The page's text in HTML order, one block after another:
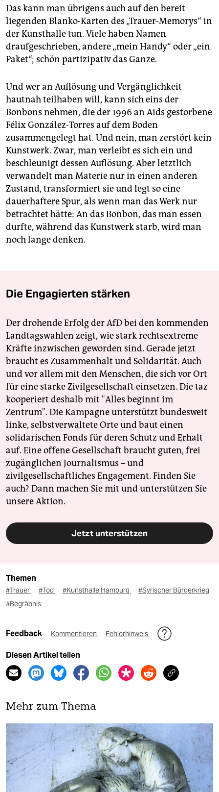
Das kann man übrigens auch auf den bereit
liegenden Blanko-Karten des „Trauer-Memorys“ in
der Kunsthalle tun. Viele haben Namen
draufgeschrieben, andere „mein Handy“ oder „ein
Paket“; schön partizipativ das Ganze.
Und wer an Auflösung und Vergänglichkeit
hautnah teilhaben will, kann sich eins der
Bonbons nehmen, die der 1996 an Aids gestorbene
Félix González-Torres auf dem Boden
zusammengelegt hat. Und nein, man zerstört kein
Kunstwerk. Zwar, man verleibt es sich ein und
beschleunigt dessen Auflösung. Aber letztlich
verwandelt man Materie nur in einen anderen
Zustand, transformiert sie und legt so eine
dauerhaftere Spur, als wenn man das Werk nur
betrachtet hätte: An das Bonbon, das man essen
durfte, während das Kunstwerk starb, wird man
noch lange denken.
Die Engagierten stärken
Der drohende Erfolg der AfD bei den kommenden
Landtagswahlen zeigt, wie stark rechtsextreme
Kräfte inzwischen geworden sind. Gerade jetzt
braucht es Zusammenhalt und Solidarität. Auch
und vor allem mit den Menschen, die sich vor Ort
für eine starke Zivilgesellschaft einsetzen. Die taz
kooperiert deshalb mit "Alles beginnt im
Zentrum". Die Kampagne unterstützt bundesweit
linke, selbstverwaltete Orte und baut einen
solidarischen Fonds für deren Schutz und Erhalt
auf. Eine offene Gesellschaft braucht guten, frei
zugänglichen Journalismus – und
zivilgesellschaftliches Engagement. Finden Sie
auch? Dann machen Sie mit und unterstützen Sie
unsere Aktion.
Jetzt unterstützen
Themen
#Trauer #Tod #Kunsthalle Hamburg
#Syrischer Bürgerkrieg
#Begräbnis
Feedback Kommentieren Fehlerhinweis
Diesen Artikel teilen
Mehr zum Thema